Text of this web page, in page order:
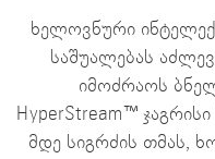
ხელოვნური
საშუალებას
იმოძრაოს
HyperStream™
მდე სიგრძის თმას,